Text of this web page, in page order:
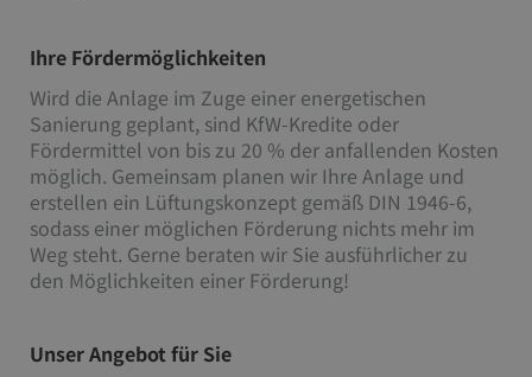
Ihre Fördermöglichkeiten
Wird die Anlage im Zuge einer energetischen
Sanierung geplant, sind KfW-Kredite oder
Fördermittel von bis zu 20 % der anfallenden Kosten
möglich. Gemeinsam planen wir Ihre Anlage und
erstellen ein Lüftungskonzept gemäß DIN 1946-6,
sodass einer möglichen Förderung nichts mehr im
Weg steht. Gerne beraten wir Sie ausführlicher zu
den Möglichkeiten einer Förderung!
Unser Angebot für Sie